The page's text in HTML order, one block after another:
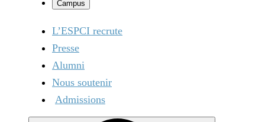
Campus
L’ESPCI recrute
Presse
Alumni
Nous soutenir
Admissions